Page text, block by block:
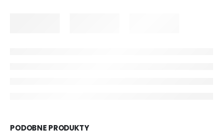
PODOBNE PRODUKTY